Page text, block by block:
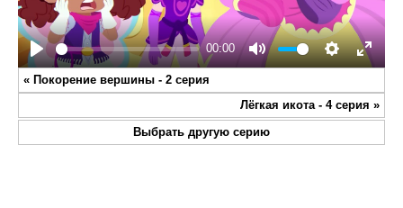
Play
00:00
Mute Settings
Enter
« Покорение вершины - 2 серия
Лёгкая икота - 4 серия »
Выбрать другую серию